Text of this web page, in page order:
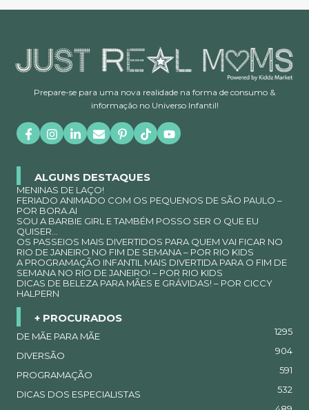
Prepare-se para uma nova realidade na forma de consumo &
informação no Universo Infantil!
ALGUNS DESTAQUES
MENINAS DE LAÇO!
FERIADO ANIMADO COM OS PEQUENOS DE SÃO PAULO –
POR BORA.AI
SOU A BARBIE GIRL E TAMBÉM POSSO SER O QUE EU
QUISER…
OS PASSEIOS MAIS DIVERTIDOS PARA QUEM VAI FICAR NO
RIO DE JANEIRO NO FIM DE SEMANA – POR RIO KIDS
A PROGRAMAÇÃO INFANTIL MAIS DIVERTIDA PARA O FIM DE
SEMANA NO RIO DE JANEIRO! – POR RIO KIDS
DICAS DE BELEZA PARA MÃES E GRÁVIDAS! – POR CICCY
HALPERN
+ PROCURADOS
DE MÃE PARA MÃE 1295
DIVERSÃO 904
PROGRAMAÇÃO 591
DICAS DOS ESPECIALISTAS 532